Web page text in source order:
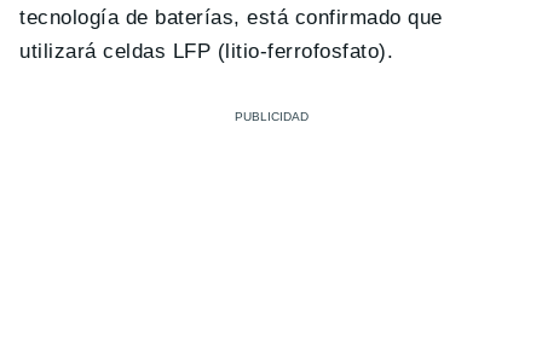
tecnología de baterías, está confirmado que
utilizará celdas LFP (litio-ferrofosfato).